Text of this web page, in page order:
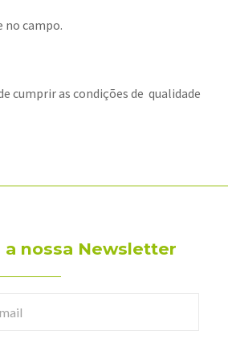
no campo.
cumprir as condições de qualidade
a nossa Newsletter